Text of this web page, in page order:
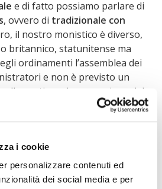
i cookie
personalizzare contenuti ed
dei social media e per
e di fatto possiamo parlare di
, ovvero di tradizionale con
il nostro monistico è diverso,
britannico, statunitense ma
ordinamenti l’assemblea dei
e non è previsto un
gestione. La concezione del
non c’è
ordinamenti, fra esecutivi e
compenso), ma non esiste un
gestione; in ogni caso la
ai neds o ai comitati ma è il